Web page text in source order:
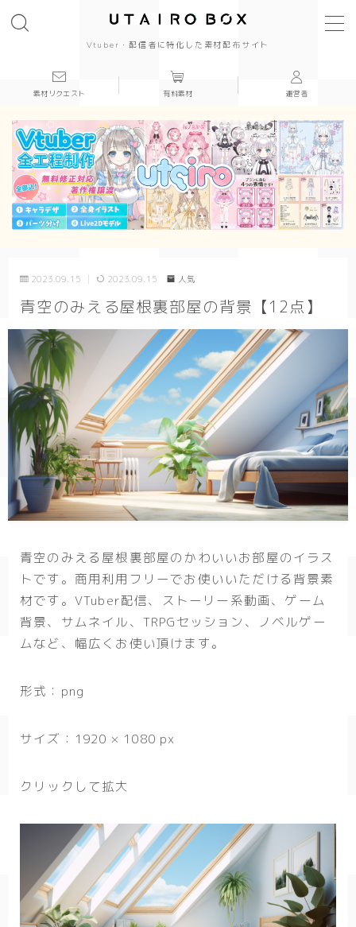
Vtuber・配信者に特化した素材配布サイト
かっこいい
かわいい
シンプル
幾何学
ダーク/ホラー
行事
お正月
バレンタイン
七夕
ハロウィン
クリスマス
季節
春/spring
海
空
花
素材リクエスト 有料素材 運営者
2023.09.15 2023.09.15 人気
青空のみえる屋根裏部屋の背景【12点】
青空のみえる屋根裏部屋のかわいいお部屋のイラス
トです。商用利用フリーでお使いいただける背景素
材です。VTuber配信、ストーリー系動画、ゲーム
背景、サムネイル、TRPGセッション、ノベルゲー
ムなど、幅広くお使い頂けます。
形式：png
サイズ：1920 × 1080 px
クリックして拡大